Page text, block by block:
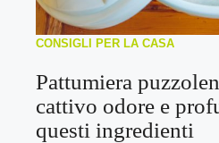
CONSIGLI PER LA CASA
Pattumiera
cattivo odore e
questi ingredienti